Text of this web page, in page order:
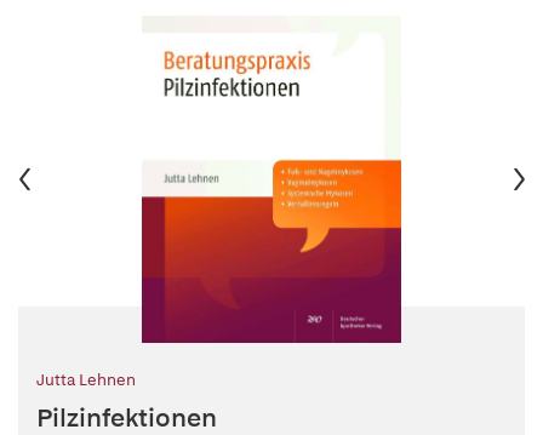
Jutta Lehnen
Pilzinfektionen